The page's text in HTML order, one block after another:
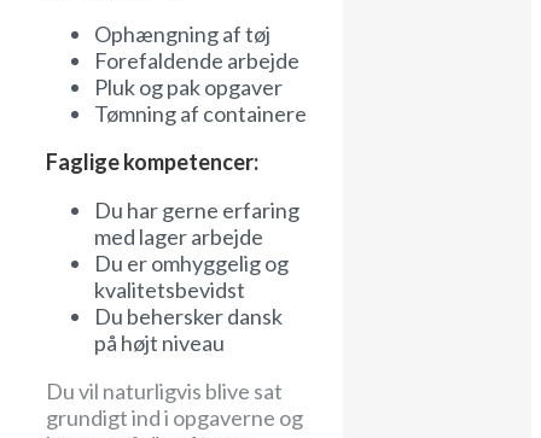
Ophængning af tøj
Forefaldende arbejde
Pluk og pak opgaver
Tømning af containere
Faglige kompetencer:
Du har gerne erfaring
med lager arbejde
Du er omhyggelig og
kvalitetsbevidst
Du behersker dansk
på højt niveau
Du vil naturligvis blive sat
grundigt ind i opgaverne og